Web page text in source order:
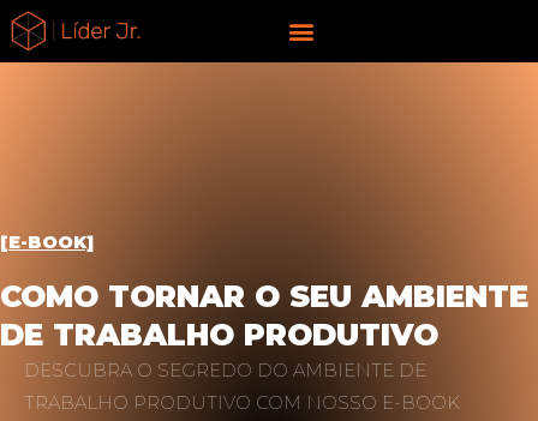
liderjr.com
para
[E-BOOK]
COMO TORNAR O SEU AMBIENTE
DE TRABALHO PRODUTIVO
DESCUBRA O SEGREDO DO AMBIENTE DE
TRABALHO PRODUTIVO COM NOSSO E-BOOK